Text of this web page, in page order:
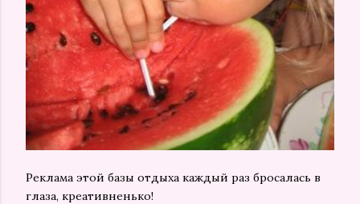
Реклама этой базы отдыха каждый раз бросалась в
глаза, креативненько!